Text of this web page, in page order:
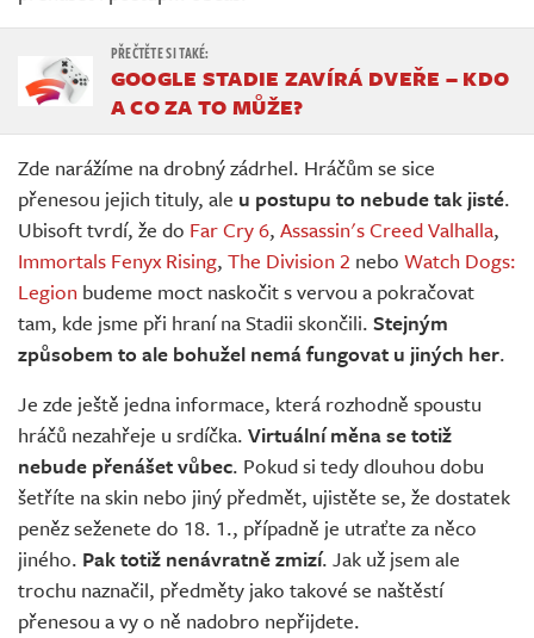
GOOGLE STADIE ZAVÍRÁ DVEŘE – KDO
A CO ZA TO MŮŽE?
Zde narážíme na drobný zádrhel. Hráčům se sice
přenesou jejich tituly, ale u postupu to nebude tak jisté.
Ubisoft tvrdí, že do Far Cry 6, Assassin's Creed Valhalla,
Immortals Fenyx Rising, The Division 2 nebo Watch Dogs:
Legion budeme moct naskočit s vervou a pokračovat
tam, kde jsme při hraní na Stadii skončili. Stejným
způsobem to ale bohužel nemá fungovat u jiných her.
Je zde ještě jedna informace, která rozhodně spoustu
hráčů nezahřeje u srdíčka. Virtuální měna se totiž
nebude přenášet vůbec. Pokud si tedy dlouhou dobu
šetříte na skin nebo jiný předmět, ujistěte se, že dostatek
peněz seženete do 18. 1., případně je utraťte za něco
jiného. Pak totiž nenávratně zmizí. Jak už jsem ale
trochu naznačil, předměty jako takové se naštěstí
přenesou a vy o ně nadobro nepřijdete.